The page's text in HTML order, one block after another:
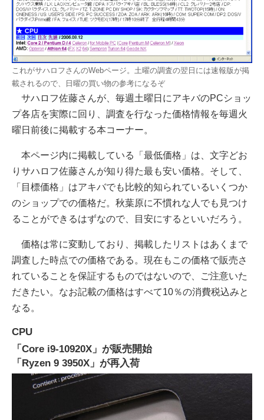
これがサハロフさんのWebページ。土曜の調査の翌日には速報版が掲
載されるので、日曜の買い物の参考になるぞ
サハロフ佐藤さんが、毎週土曜日にアキバのPCショッ
プ各店を実際に回り、調査を行なった価格情報を毎週火
曜日前後に掲載する本コーナー。
本ページ内に掲載している「最低価格」は、文字どお
りサハロフ佐藤さんが知り得た最も安い価格。そして、
「目標価格」はアキバでも比較的知られているいくつか
のショップでの価格だ。秋葉原に不慣れな人でも見つけ
ることができるはずなので、目安にするといいだろう。
価格は常に変動しており、掲載したリストはあくまで
調査した時点での価格である。現在もこの価格で販売さ
れていることを保証するものではないので、ご注意いた
だきたい。なお記載の価格はすべて10％の消費税込みと
なる。
CPU
「Core i9-10920X」が販売開始
「Ryzen 9 3950X」が再入荷